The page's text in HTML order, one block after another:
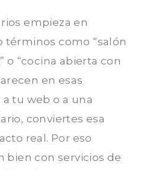
empieza en
términos como “salón
“cocina abierta con
en esas
tu web o a una
conviertes esa
real. Por eso
bien con servicios de